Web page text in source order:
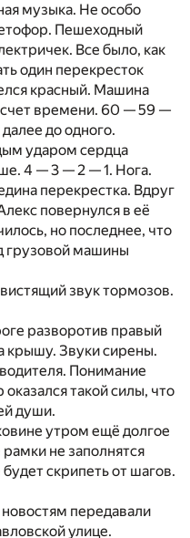
музыка. Не особо
Пешеходный
Все было, как
один перекресток
красный. Машина
времени. 60 — 59 —
до одного.
ударом сердца
4 — 3 — 2 — 1. Нога.
перекрестка. Вдруг
повернулся в её
но последнее, что
грузовой машины
звук тормозов.
разворотив правый
крышу. Звуки сирены.
Понимание
оказался такой силы, что
души.
утром ещё долгое
не заполнятся
скрипеть от шагов.
передавали
улице.